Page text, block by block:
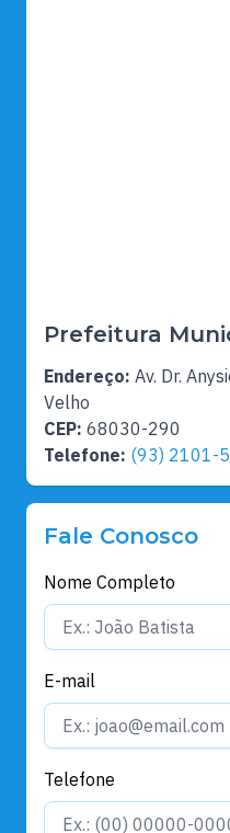
Prefeitura
Endereço: Av. Dr.
Velho
CEP: 68030-290
Telefone: (93) 2101-
Fale Conosco
Nome Completo
E-mail
Telefone